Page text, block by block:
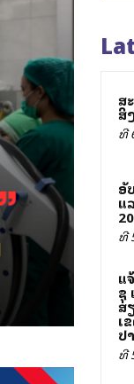
ສ
ສິ
ທີ
ອັ
ແ
ທີ
ແ
ຊຸ
ສ່
ເ
ປ
ທີ